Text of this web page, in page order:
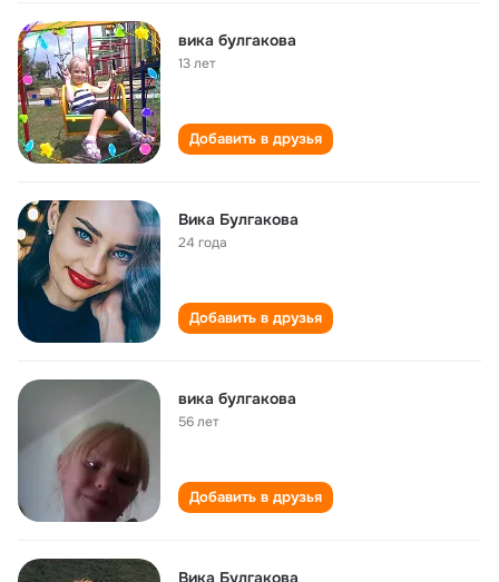
вика булгакова
13 лет
Добавить в друзья
Вика Булгакова
24 года
Добавить в друзья
вика булгакова
56 лет
Добавить в друзья
Вика Булгакова